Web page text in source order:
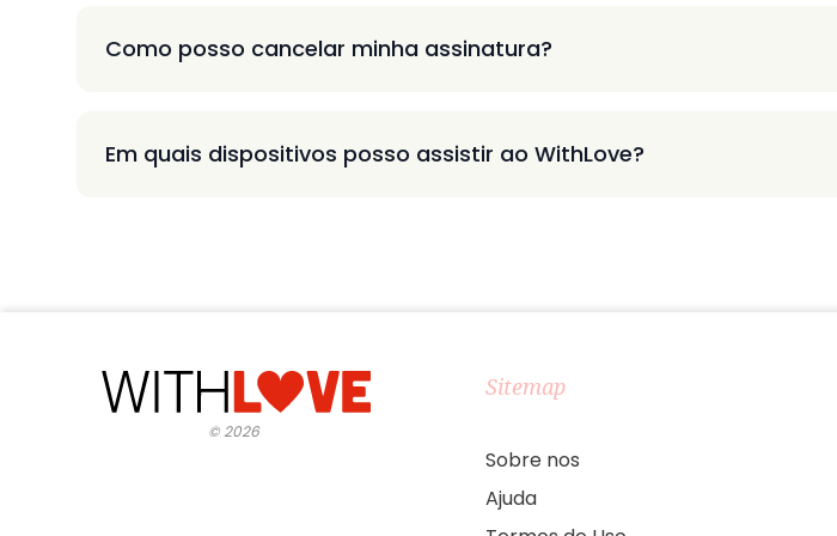
Como posso cancelar minha assinatura?
Em quais dispositivos posso assistir ao WithLove?
©2026
Sitemap
Sobre nos
Ajuda